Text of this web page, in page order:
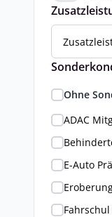
Ohne
ADAC
E-Auto